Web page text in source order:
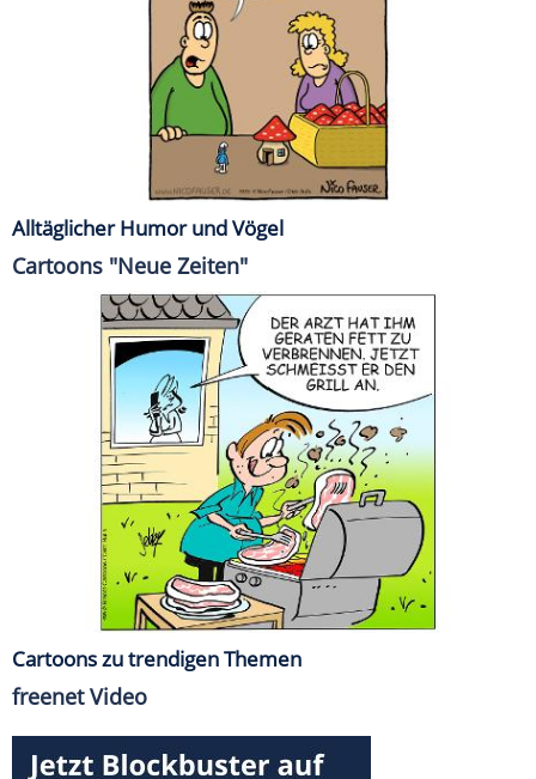
Alltäglicher Humor und Vögel
Cartoons "Neue Zeiten"
Cartoons zu trendigen Themen
freenet Video